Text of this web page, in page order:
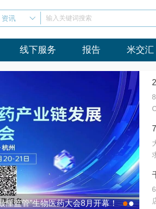
资讯 输入关键词搜索
线下服务 报告 米交汇
懂监管”生物医药大会8月开幕！ ●●